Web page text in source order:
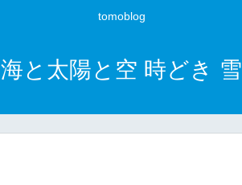
tomoblog
海と太陽と空 時どき 雪